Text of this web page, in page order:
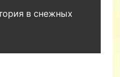
в снежных